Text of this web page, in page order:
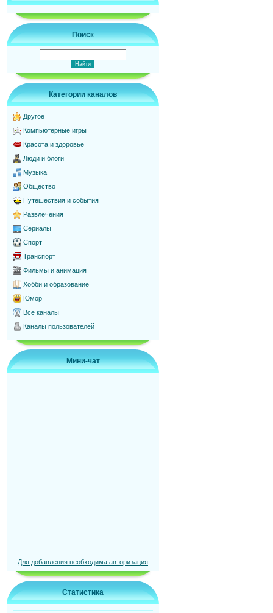
Поиск
Категории каналов
Другое
Компьютерные игры
Красота и здоровье
Люди и блоги
Музыка
Общество
Путешествия и события
Развлечения
Сериалы
Спорт
Транспорт
Фильмы и анимация
Хобби и образование
Юмор
Все каналы
Каналы пользователей
Мини-чат
Для добавления необходима авторизация
Статистика